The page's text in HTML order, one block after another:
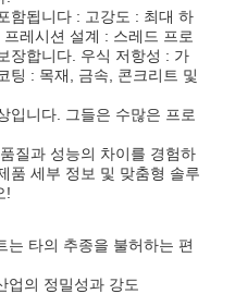
함됩니다 : 고강도 : 최대 하
레시션 설계 : 스레드 프로
장합니다. 우식 저항성 : 가
팅 : 목재, 금속, 콘크리트 및
입니다. 그들은 수많은 프로
질과 성능의 차이를 경험하
품 세부 정보 및 맞춤형 솔루
!
는 타의 추종을 불허하는 편
업의 정밀성과 강도